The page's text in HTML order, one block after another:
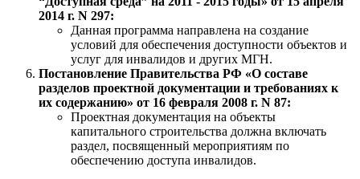
2014 г. N 297:
Данная программа направлена на создание
условий для обеспечения доступности объектов и
услуг для инвалидов и других МГН.
Постановление Правительства РФ «О составе
разделов проектной документации и требованиях к
их содержанию» от 16 февраля 2008 г. N 87:
Проектная документация на объекты
капитального строительства должна включать
раздел, посвященный мероприятиям по
обеспечению доступа инвалидов.